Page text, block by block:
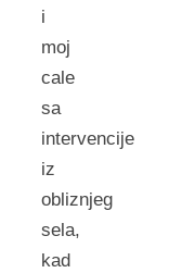
i
moj
cale
sa
intervencije
iz
obliznjeg
sela,
kad